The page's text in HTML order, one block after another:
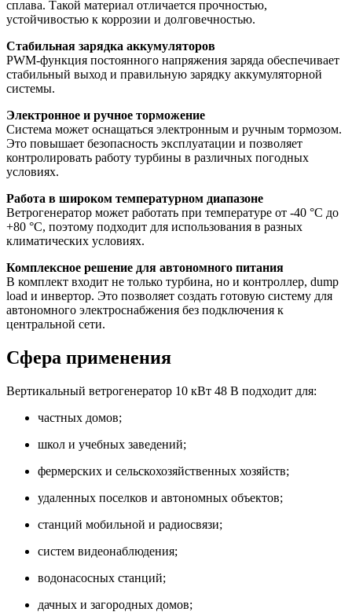
сплава. Такой материал отличается прочностью,
устойчивостью к коррозии и долговечностью.
Стабильная зарядка аккумуляторов
PWM-функция постоянного напряжения заряда обеспечивает
стабильный выход и правильную зарядку аккумуляторной
системы.
Электронное и ручное торможение
Система может оснащаться электронным и ручным тормозом.
Это повышает безопасность эксплуатации и позволяет
контролировать работу турбины в различных погодных
условиях.
Работа в широком температурном диапазоне
Ветрогенератор может работать при температуре от -40 °C до
+80 °C, поэтому подходит для использования в разных
климатических условиях.
Комплексное решение для автономного питания
В комплект входит не только турбина, но и контроллер, dump
load и инвертор. Это позволяет создать готовую систему для
автономного электроснабжения без подключения к
центральной сети.
Сфера применения
Вертикальный ветрогенератор 10 кВт 48 В подходит для:
частных домов;
школ и учебных заведений;
фермерских и сельскохозяйственных хозяйств;
удаленных поселков и автономных объектов;
станций мобильной и радиосвязи;
систем видеонаблюдения;
водонасосных станций;
дачных и загородных домов;